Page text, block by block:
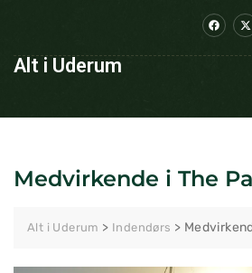
Alt i Uderum
Medvirkende i The
Alt i Uderum > Indendørs >